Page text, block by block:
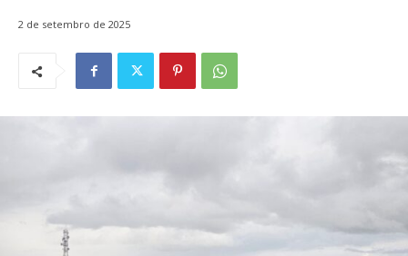
2 de setembro de 2025